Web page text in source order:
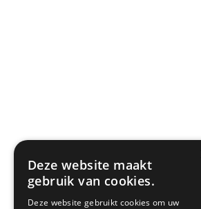
Deze website maakt
gebruik van cookies.
Deze website gebruikt cookies om uw